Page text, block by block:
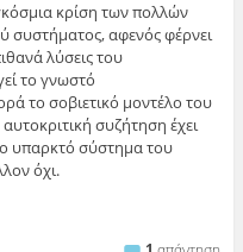
κρίση των πολλών
συστήματος, αφενός φέρνει
λύσεις του
το γνωστό
το σοβιετικό μοντέλο του
συζήτηση έχει
υπαρκτό σύστημα του
όχι.